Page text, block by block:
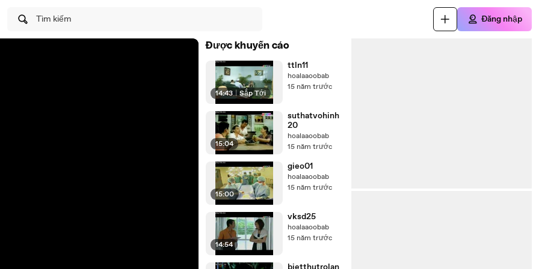
Tìm kiếm Đăng nhập
Được khuyến cáo
14:43 | Sắp Tới
ttln11
hoalaaoobab
15 năm trước
15:04
suthatvohinh
20
hoalaaoobab
15 năm trước
15:00
gieo01
hoalaaoobab
15 năm trước
14:54
vksd25
hoalaaoobab
15 năm trước